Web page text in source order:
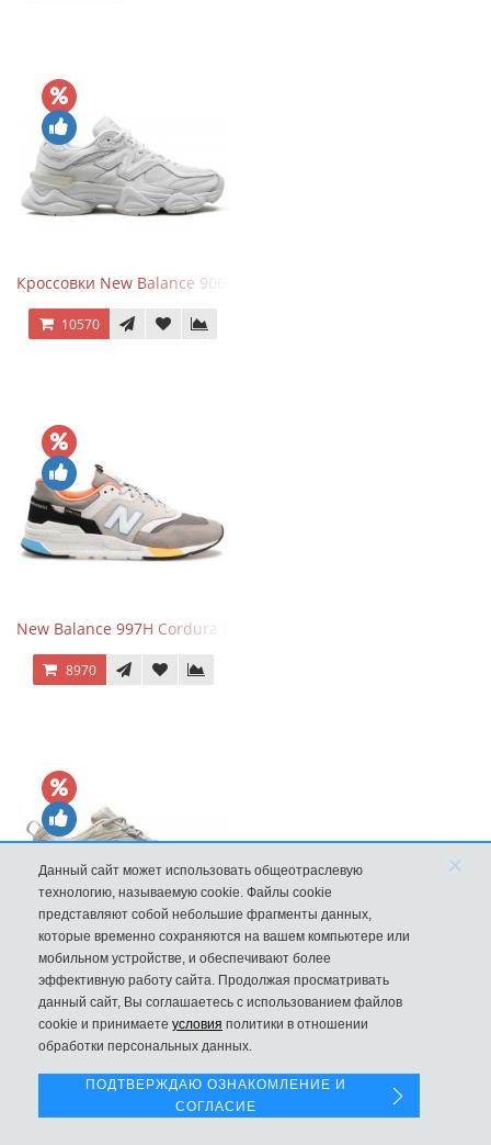
Кроссовки New Balance 9060 Triple White
10570
New Balance 997H Cordura Marblehead с желтой и голубой
8970
New Balance 530 Custom Retro Cream Grey
9970
Данный сайт может использовать общеотраслевую
технологию, называемую cookie. Файлы cookie
представляют собой небольшие фрагменты данных,
которые временно сохраняются на вашем компьютере или
мобильном устройстве, и обеспечивают более
эффективную работу сайта. Продолжая просматривать
данный сайт, Вы соглашаетесь с использованием файлов
cookie и принимаете условия политики в отношении
обработки персональных данных.
×
ПОДТВЕРЖДАЮ ОЗНАКОМЛЕНИЕ И
СОГЛАСИЕ